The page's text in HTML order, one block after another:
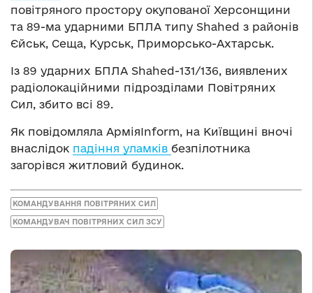
повітряного простору окупованої Херсонщини
та 89-ма ударними БПЛА типу Shahed з районів
Єйськ, Сеща, Курськ, Приморсько-Ахтарськ.
Із 89 ударних БПЛА Shahed-131/136, виявлених
радіолокаційними підрозділами Повітряних
Сил, збито всі 89.
Як повідомляла АрміяInform, на Київщині вночі
внаслідок падіння уламків безпілотника
загорівся житловий будинок.
КОМАНДУВАННЯ ПОВІТРЯНИХ СИЛ
КОМАНДУВАЧ ПОВІТРЯНИХ СИЛ ЗСУ